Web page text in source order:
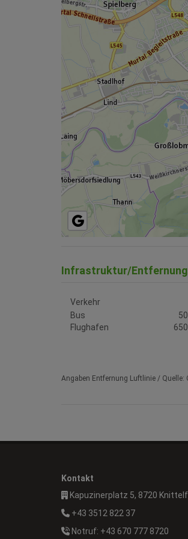
Infrastruktur/
Verkehr
Bus
Flughafen
Angaben Entfernung Luftlinie / Quelle:
Kontakt
Kapuzinerplatz 5, 8720
+43 3512 822 37
Notruf: +43 670 777 8720